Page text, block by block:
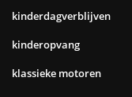
kinderdagverblijven
kinderopvang
klassieke motoren